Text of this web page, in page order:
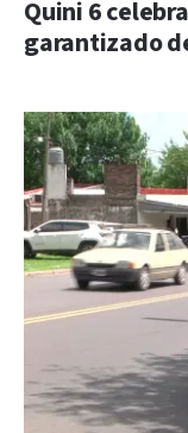
Quini 6
garantizado